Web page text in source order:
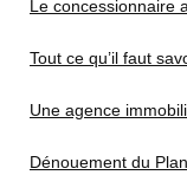
Le concessionnaire
Tout ce qu’il faut
Une agence
Dénouement du